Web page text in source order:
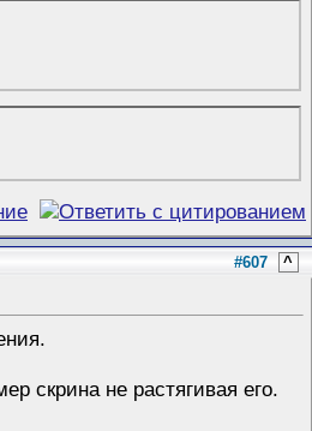
#607 ^
скрина не растягивая его.